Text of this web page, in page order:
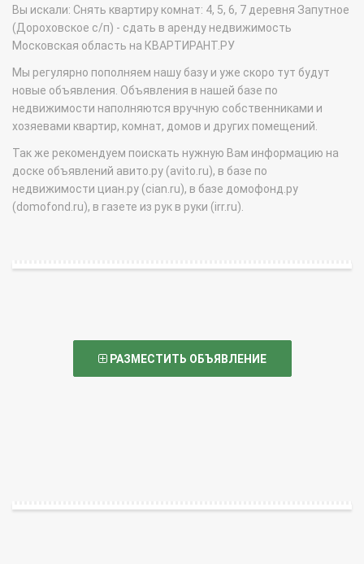
Вы искали: Снять квартиру комнат: 4, 5, 6, 7 деревня Запутное
(Дороховское с/п) - сдать в аренду недвижимость
Московская область на КВАРТИРАНТ.РУ
Мы регулярно пополняем нашу базу и уже скоро тут будут
новые объявления. Объявления в нашей базе по
недвижимости наполняются вручную собственниками и
хозяевами квартир, комнат, домов и других помещений.
Так же рекомендуем поискать нужную Вам информацию на
доске объявлений авито.ру (avito.ru), в базе по
недвижимости циан.ру (cian.ru), в базе домофонд.ру
(domofond.ru), в газете из рук в руки (irr.ru).
РАЗМЕСТИТЬ ОБЪЯВЛЕНИЕ